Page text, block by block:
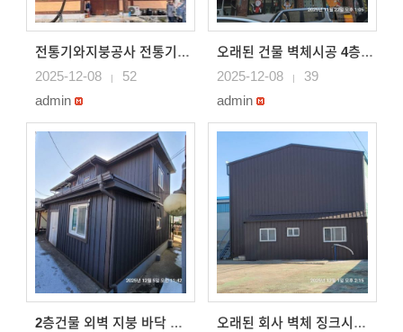
전통기와지붕공사 전통기와대골로 지붕공사
2025-12-08 |
52
admin
오래된 건물 벽체시공 4층건물 세련된 브라운 색상 징크로..
2025-12-08 |
39
admin
2층건물 외벽 지붕 바닥 등 징크로 시공 물받이까지 설치.. 오래된 회사 벽체 징크시공 담장도 징크로 시공